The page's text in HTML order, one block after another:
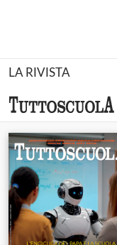
LA RIVISTA